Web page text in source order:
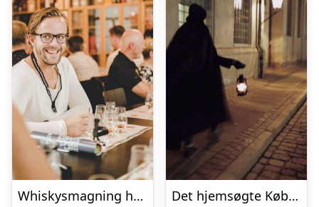
Whiskysmagning hos Braunstein
Det hjemsøgte København med Ghosttour